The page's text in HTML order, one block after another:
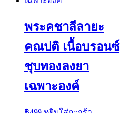
พระคชาลีลายะ
คณปติ เนื้อบรอนซ์
ชุบทองลงยา
เฉพาะองค์